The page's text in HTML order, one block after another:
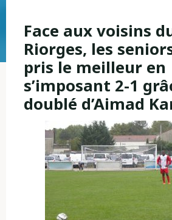
Face aux voisins
Riorges, les
pris le meilleur en
s’imposant 2-1
doublé d’Aimad